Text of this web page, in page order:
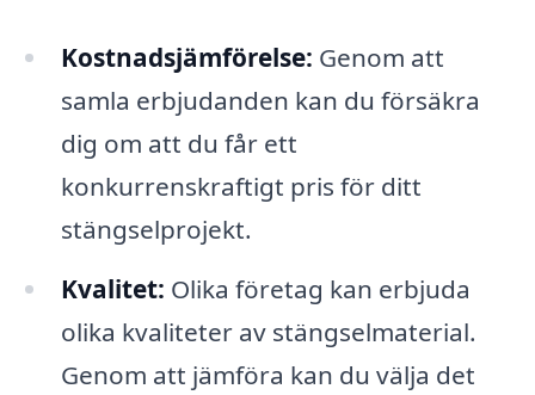
Kostnadsjämförelse: Genom att
samla erbjudanden kan du försäkra
dig om att du får ett
konkurrenskraftigt pris för ditt
stängselprojekt.
Kvalitet: Olika företag kan erbjuda
olika kvaliteter av stängselmaterial.
Genom att jämföra kan du välja det